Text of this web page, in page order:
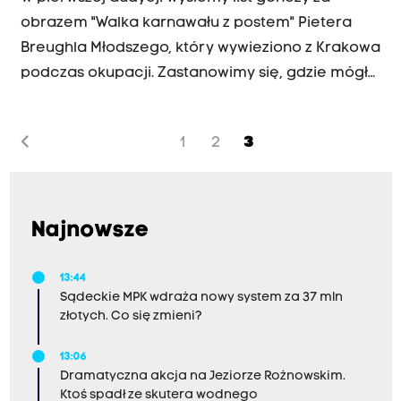
obrazem "Walka karnawału z postem" Pietera
Breughla Młodszego, który wywieziono z Krakowa
podczas okupacji. Zastanowimy się, gdzie mógł
atrybucji tego dzieła. Skontaktujemy się w tej
Posłuchaj:
chevron_left 1 2 3
Najnowsze
13:44
Sądeckie MPK wdraża nowy system za 37 mln
złotych. Co się zmieni?
13:06
Dramatyczna akcja na Jeziorze Rożnowskim.
Ktoś spadł ze skutera wodnego